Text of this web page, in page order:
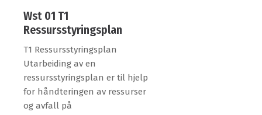
Wst 01 T1
Ressursstyringsplan
T1 Ressursstyringsplan
Utarbeiding av en
ressursstyringsplan er til hjelp
for håndteringen av ressurser
og avfall på